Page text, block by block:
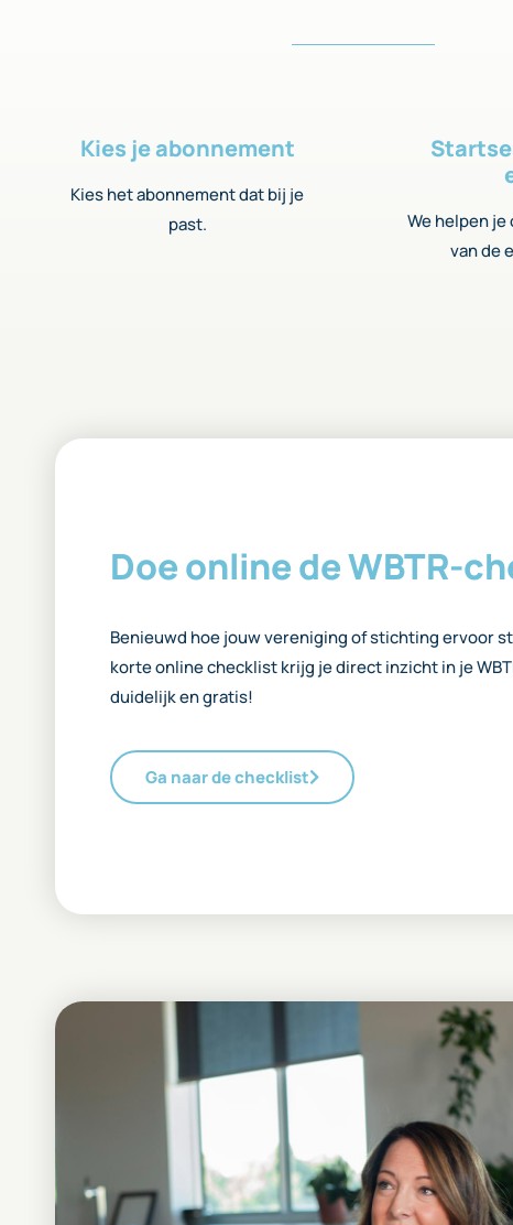
Kies je abonnement
Kies het abonnement dat bij je
past.
We helpen
van de
Doe online de WBTR-
Benieuwd hoe jouw vereniging of stichting ervoor
korte online checklist krijg je direct inzicht in je
duidelijk en gratis!
Ga naar de checklist